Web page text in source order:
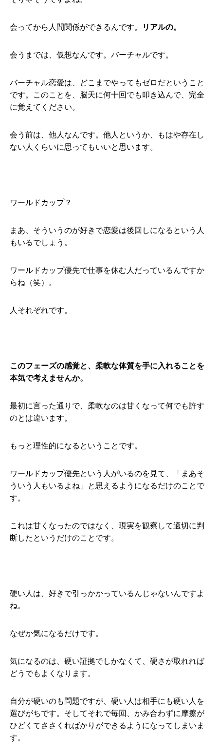
会ってから人間関係ができるんです。 リアルの。
会うまでは、仮想なんです。バーチャルです。
バーチャル恋愛は、どこまでやってもゼロだということ
です。このことを、脳天に何十回でも叩き込んで、完全
に覚えてください。
会う前は、他人なんです。他人というか、もはや存在し
ない人くらいに思ってもいいと思います。
ワールドカップ？
まあ、そういうのが好きで恋愛は後回しになるという人
もいるでしょう。
ワールドカップ優先で仕事を休む人だっているんですか
らね（笑）。
人それぞれです。
このフェーズの感覚と、柔軟な体質を手に入れることを
本気で考えませんか。
最初に言った通りで、柔軟なのは甘くなって何でも許す
のとは違います。
もっと理性的になるということです。
ワールドカップ優先という人がいるのを見て、「まあそ
ういう人もいるよね」と思えるようになるだけのことで
す。
これは甘くなったのではなく、現実を観察して適切に判
断したというだけのことです。
硬い人は、好きで引っかかっているんじゃないんですよ
ね。
なぜか気になるだけです。
気になるのは、硬い証拠でしかなくて、硬さが取れれば
どうでもよくなります。
自分が硬いのも問題ですが、硬い人は相手にも硬い人を
選びがちです。そしてそれで毎回、かみ合わずに摩擦が
ひどくてささくればかりができるようになってしまいま
す。